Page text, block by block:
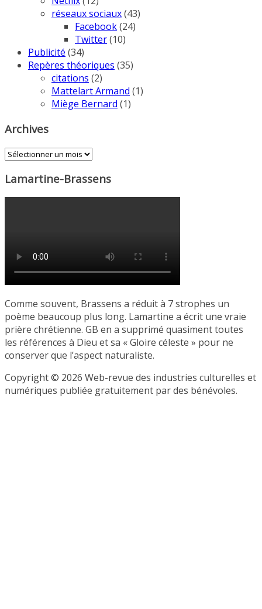
réseaux sociaux(43)
Facebook(24)
Twitter(10)
Publicité (34)
Repères théoriques (35)
citations (2)
Mattelart Armand (1)
Miège Bernard (1)
Archives
Archives
Lamartine-Brassens
Comme souvent, Brassens a réduit à 7 strophes un
poème beaucoup plus long. Lamartine a écrit une vraie
prière chrétienne. GB en a supprimé quasiment toutes
les références à Dieu et sa « Gloire céleste » pour ne
conserver que l’aspect naturaliste.
Copyright © 2026 Web-revue des industries culturelles et
numériques publiée gratuitement par des bénévoles.